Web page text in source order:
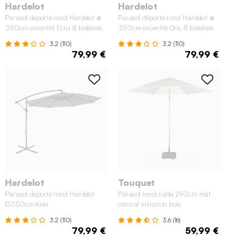
Hardelot
Parasol déporté rond Hardelot ⌀
350cm excentré Ecru 8 baleines
3.2 (110)
79,99 €
Hardelot
Parasol déporté rond Hardelot ⌀
350cm excentré Gris 8 baleines
3.2 (110)
79,99 €
Hardelot
Parasol déporté rond Hardelot
Ø350cm Kaki
3.2 (110)
79,99 €
Touquet
Parasol rond sable 293cm mât
central imitation bois
3.6 (16)
59,99 €